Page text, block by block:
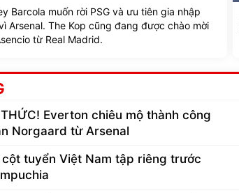
Barcola muốn rời PSG và ưu tiên gia nhập
Arsenal. The Kop cũng đang được chào mời
từ Real Madrid.
Everton chiêu mộ thành công
Norgaard từ Arsenal
tuyển Việt Nam tập riêng trước